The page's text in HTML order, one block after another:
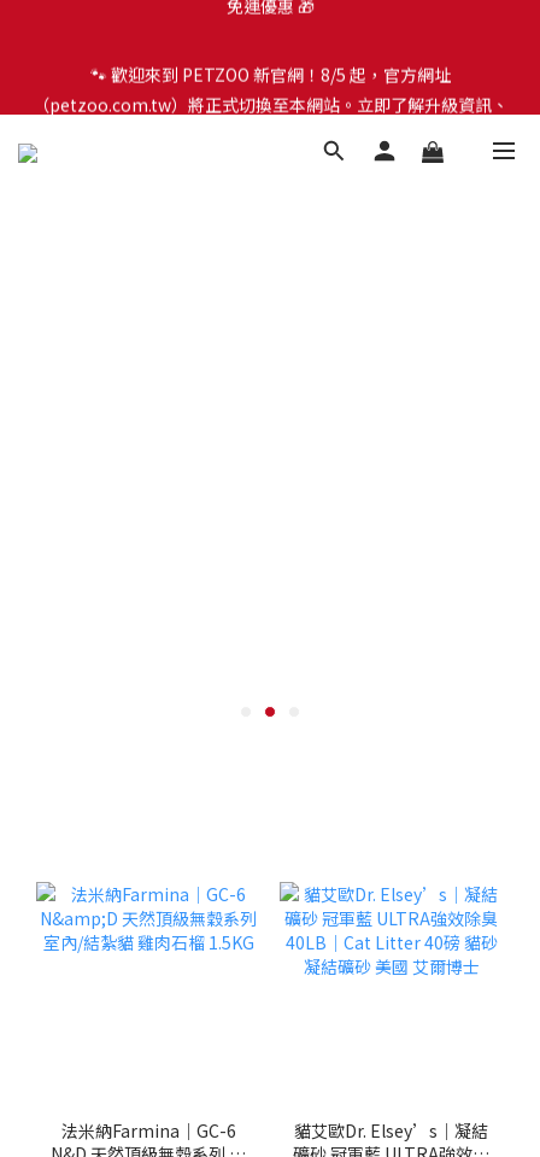
會員權益及常見問題 ＞
會員權益及常見問題 ＞
✨【新朋友見面禮】現在註冊即領 $100 購物金！全館滿 $1,500 享
法米納Farmina｜GC-6
貓艾歐Dr. Elsey’s｜凝結